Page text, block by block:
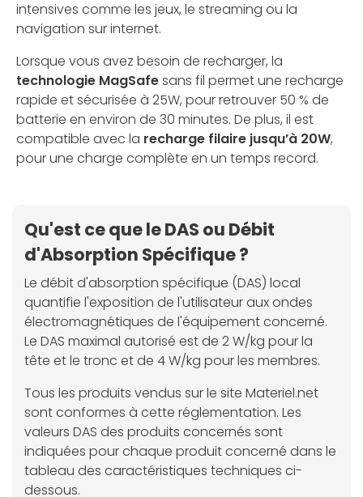
intensives comme les jeux, le streaming ou la
navigation sur internet.
Lorsque vous avez besoin de recharger, la
technologie MagSafesans fil permet une recharge
rapide et sécurisée à 25W, pour retrouver 50 % de
batterie en environ de 30 minutes. De plus, il est
compatible avec la recharge filaire jusqu’à 20W,
pour une charge complète en un temps record.
Qu'est ce que le DAS ou Débit
d'Absorption Spécifique ?
Le débit d'absorption spécifique (DAS) local
quantifie l'exposition de l'utilisateur aux ondes
électromagnétiques de l'équipement concerné.
Le DAS maximal autorisé est de 2 W/kg pour la
tête et le tronc et de 4 W/kg pour les membres.
Tous les produits vendus sur le site Materiel.net
sont conformes à cette réglementation. Les
valeurs DAS des produits concernés sont
indiquées pour chaque produit concerné dans le
tableau des caractéristiques techniques ci-
dessous.